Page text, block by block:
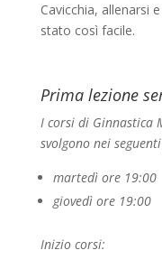
Cavicchia, allenarsi
stato così facile.
Prima lezione
I corsi di Ginnastica
svolgono nei
martedì ore 19:00
giovedì ore 19:00
Inizio corsi: